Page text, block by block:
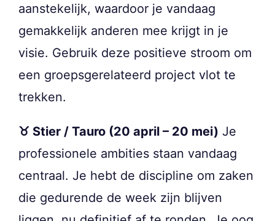
aanstekelijk, waardoor je vandaag
gemakkelijk anderen mee krijgt in je
visie. Gebruik deze positieve stroom om
een groepsgerelateerd project vlot te
trekken.
♉ Stier / Tauro (20 april – 20 mei) Je
professionele ambities staan vandaag
centraal. Je hebt de discipline om zaken
die gedurende de week zijn blijven